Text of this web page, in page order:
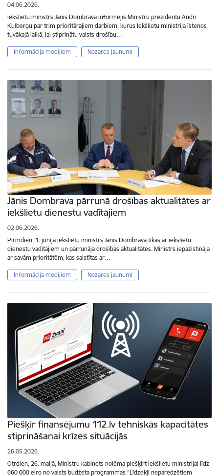
04.06.2026.
Iekšlietu ministrs Jānis Dombrava informējis Ministru prezidentu Andri
Kulbergu par trim prioritārajiem darbiem, kurus Iekšlietu ministrija īstenos
tuvākajā laikā, lai stiprinātu valsts drošību…
Informācija medijiem Nozares jaunumi
Jānis Dombrava pārrunā drošības aktualitātes ar
iekšlietu dienestu vadītājiem
02.06.2026.
Pirmdien, 1. jūnijā iekšlietu ministrs Jānis Dombrava tikās ar iekšlietu
dienestu vadītājiem un pārrunāja drošības aktualitātes. Ministrs iepazīstināja
ar savām prioritātēm, kas saistītas ar…
Informācija medijiem Nozares jaunumi
Piešķir finansējumu 112.lv tehniskās kapacitātes
stiprināšanai krīzes situācijās
26.05.2026.
Otrdien, 26. maijā, Ministru kabinets nolēma piešķirt Iekšlietu ministrijai līdz
660 000 eiro no valsts budžeta programmas “Līdzekļi neparedzētiem